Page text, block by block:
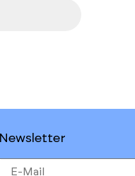
Newsletter